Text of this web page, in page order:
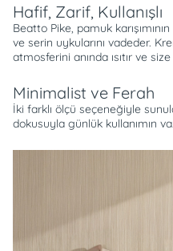
Hafif, Zarif, Kullanışlı
Beatto Pike, pamuk
ve serin uykularını vadeder.
atmosferini anında ısıtır ve
Minimalist ve Ferah
İki farklı ölçü seçeneğiyle
dokusuyla günlük kullanımın